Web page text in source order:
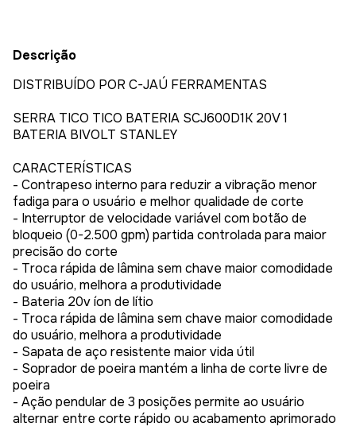
Descrição
DISTRIBUÍDO POR C-JAÚ FERRAMENTAS
SERRA TICO TICO BATERIA SCJ600D1K 20V 1
BATERIA BIVOLT STANLEY
CARACTERÍSTICAS
- Contrapeso interno para reduzir a vibração menor
fadiga para o usuário e melhor qualidade de corte
- Interruptor de velocidade variável com botão de
bloqueio (0-2.500 gpm) partida controlada para maior
precisão do corte
- Troca rápida de lâmina sem chave maior comodidade
do usuário, melhora a produtividade
- Bateria 20v íon de lítio
- Troca rápida de lâmina sem chave maior comodidade
do usuário, melhora a produtividade
- Sapata de aço resistente maior vida útil
- Soprador de poeira mantém a linha de corte livre de
poeira
- Ação pendular de 3 posições permite ao usuário
alternar entre corte rápido ou acabamento aprimorado